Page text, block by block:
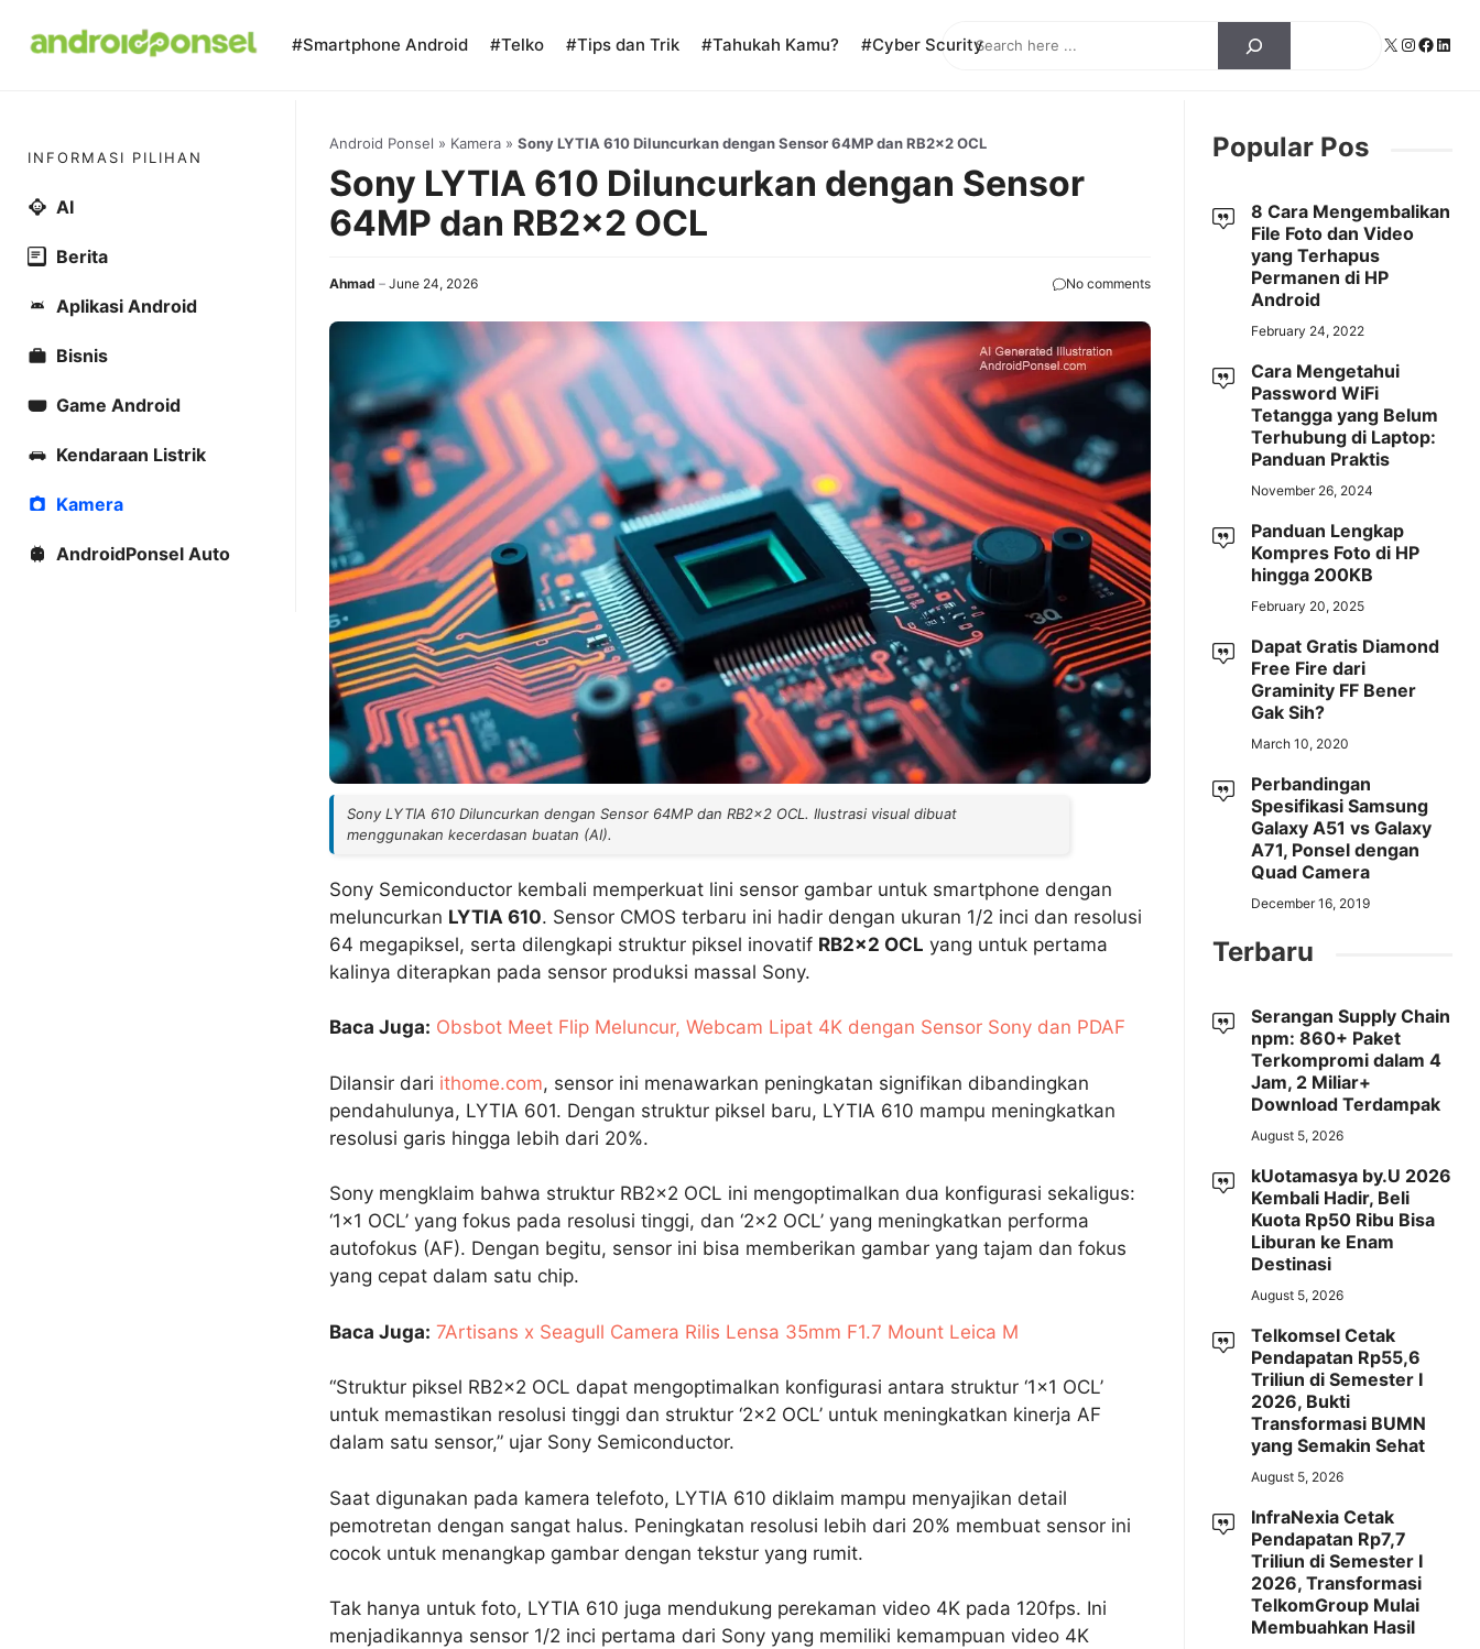
Search X Instagram
#Smartphone Android #Telko #Tips dan Trik #Tahukah Kamu? #Cyber Scurity
Android Ponsel » Kamera» Sony LYTIA 610 Diluncurkan dengan Sensor 64MP dan RB2×2 OCL
Sony LYTIA 610 Diluncurkan dengan Sensor
64MP dan RB2×2 OCL
Ahmad June 24, 2026 No comments
Sony LYTIA 610 Diluncurkan dengan Sensor 64MP dan RB2×2 OCL. Ilustrasi visual dibuat
menggunakan kecerdasan buatan (AI).
Sony Semiconductor kembali memperkuat lini sensor gambar untuk smartphone dengan
meluncurkan LYTIA 610. Sensor CMOS terbaru ini hadir dengan ukuran 1/2 inci dan resolusi
64 megapiksel, serta dilengkapi struktur piksel inovatif RB2×2 OCL yang untuk pertama
kalinya diterapkan pada sensor produksi massal Sony.
Baca Juga: Obsbot Meet Flip Meluncur, Webcam Lipat 4K dengan Sensor Sony dan PDAF
Dilansir dari ithome.com, sensor ini menawarkan peningkatan signifikan dibandingkan
pendahulunya, LYTIA 601. Dengan struktur piksel baru, LYTIA 610 mampu meningkatkan
resolusi garis hingga lebih dari 20%.
Sony mengklaim bahwa struktur RB2×2 OCL ini mengoptimalkan dua konfigurasi sekaligus:
‘1×1 OCL’ yang fokus pada resolusi tinggi, dan ‘2×2 OCL’ yang meningkatkan performa
autofokus (AF). Dengan begitu, sensor ini bisa memberikan gambar yang tajam dan fokus
yang cepat dalam satu chip.
Baca Juga: 7Artisans x Seagull Camera Rilis Lensa 35mm F1.7 Mount Leica M
“Struktur piksel RB2×2 OCL dapat mengoptimalkan konfigurasi antara struktur ‘1×1 OCL’
untuk memastikan resolusi tinggi dan struktur ‘2×2 OCL’ untuk meningkatkan kinerja AF
dalam satu sensor,” ujar Sony Semiconductor.
Saat digunakan pada kamera telefoto, LYTIA 610 diklaim mampu menyajikan detail
pemotretan dengan sangat halus. Peningkatan resolusi lebih dari 20% membuat sensor ini
cocok untuk menangkap gambar dengan tekstur yang rumit.
Tak hanya untuk foto, LYTIA 610 juga mendukung perekaman video 4K pada 120fps. Ini
menjadikannya sensor 1/2 inci pertama dari Sony yang memiliki kemampuan video 4K
INFORMASI PILIHAN
AI
Berita
Aplikasi Android
Bisnis
Game Android
Kendaraan Listrik
Kamera
AndroidPonsel Auto
Popular Pos
8 Cara Mengembalikan
File Foto dan Video
yang Terhapus
Permanen di HP
Android
February 24, 2022
Cara Mengetahui
Password WiFi
Tetangga yang Belum
Terhubung di Laptop:
Panduan Praktis
November 26, 2024
Panduan Lengkap
Kompres Foto di HP
hingga 200KB
February 20, 2025
Dapat Gratis Diamond
Free Fire dari
Graminity FF Bener
Gak Sih?
March 10, 2020
Perbandingan
Spesifikasi Samsung
Galaxy A51 vs Galaxy
A71, Ponsel dengan
Quad Camera
December 16, 2019
Terbaru
Serangan Supply Chain
npm: 860+ Paket
Terkompromi dalam 4
Jam, 2 Miliar+
Download Terdampak
August 5, 2026
kUotamasya by.U 2026
Kembali Hadir, Beli
Kuota Rp50 Ribu Bisa
Liburan ke Enam
Destinasi
August 5, 2026
Telkomsel Cetak
Pendapatan Rp55,6
Triliun di Semester I
2026, Bukti
Transformasi BUMN
yang Semakin Sehat
August 5, 2026
InfraNexia Cetak
Pendapatan Rp7,7
Triliun di Semester I
2026, Transformasi
TelkomGroup Mulai
Membuahkan Hasil